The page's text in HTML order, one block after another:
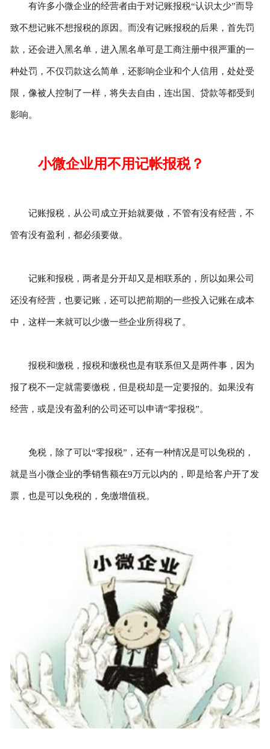
有许多小微企业的经营者由于对记账报税“认识太少”而导
致不想记账不想报税的原因。而没有记账报税的后果，首先罚
款，还会进入黑名单，进入黑名单可是工商注册中很严重的一
种处罚，不仅罚款这么简单，还影响企业和个人信用，处处受
限，像被人控制了一样，将失去自由，连出国、贷款等都受到
影响。
小微企业用不用记帐报税？
记账报税，从公司成立开始就要做，不管有没有经营，不
管有没有盈利，都必须要做。
记账和报税，两者是分开却又是相联系的，所以如果公司
还没有经营，也要记账，还可以把前期的一些投入记账在成本
中，这样一来就可以少缴一些企业所得税了。
报税和缴税，报税和缴税也是有联系但又是两件事，因为
报了税不一定就需要缴税，但是税却是一定要报的。如果没有
经营，或是没有盈利的公司还可以申请“零报税”。
免税，除了可以“零报税”，还有一种情况是可以免税的，
就是当小微企业的季销售额在9万元以内的，即是给客户开了发
票，也是可以免税的，免缴增值税。